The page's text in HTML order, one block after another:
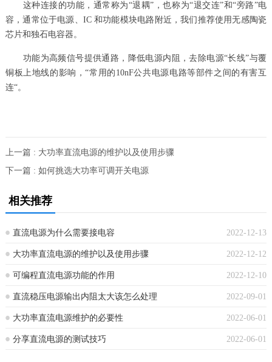
这种连接的功能，通常称为“退耦”，也称为“退交连”和“旁路”电
容，通常位于电源、IC 和功能模块电路附近，我们推荐使用无感陶瓷
芯片和独石电容器。
功能为高频信号提供通路，降低电源内阻，去除电源“长线”与覆
铜板上地线的影响，“常用的10nF公共电源电路等部件之间的有害互
连“。
上一篇 : 大功率直流电源的维护以及使用步骤
下一篇 : 如何挑选大功率可调开关电源
相关推荐
2022-12-13
直流电源为什么需要接电容
2022-12-12
大功率直流电源的维护以及使用步骤
2022-12-10
可编程直流电源功能的作用
2022-09-01
直流稳压电源输出内阻太大该怎么处理
2022-06-01
大功率直流电源维护的必要性
2022-06-01
分享直流电源的测试技巧